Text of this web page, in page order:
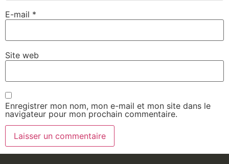
E-mail *
Site web
Enregistrer mon nom, mon e-mail et mon site dans le
navigateur pour mon prochain commentaire.